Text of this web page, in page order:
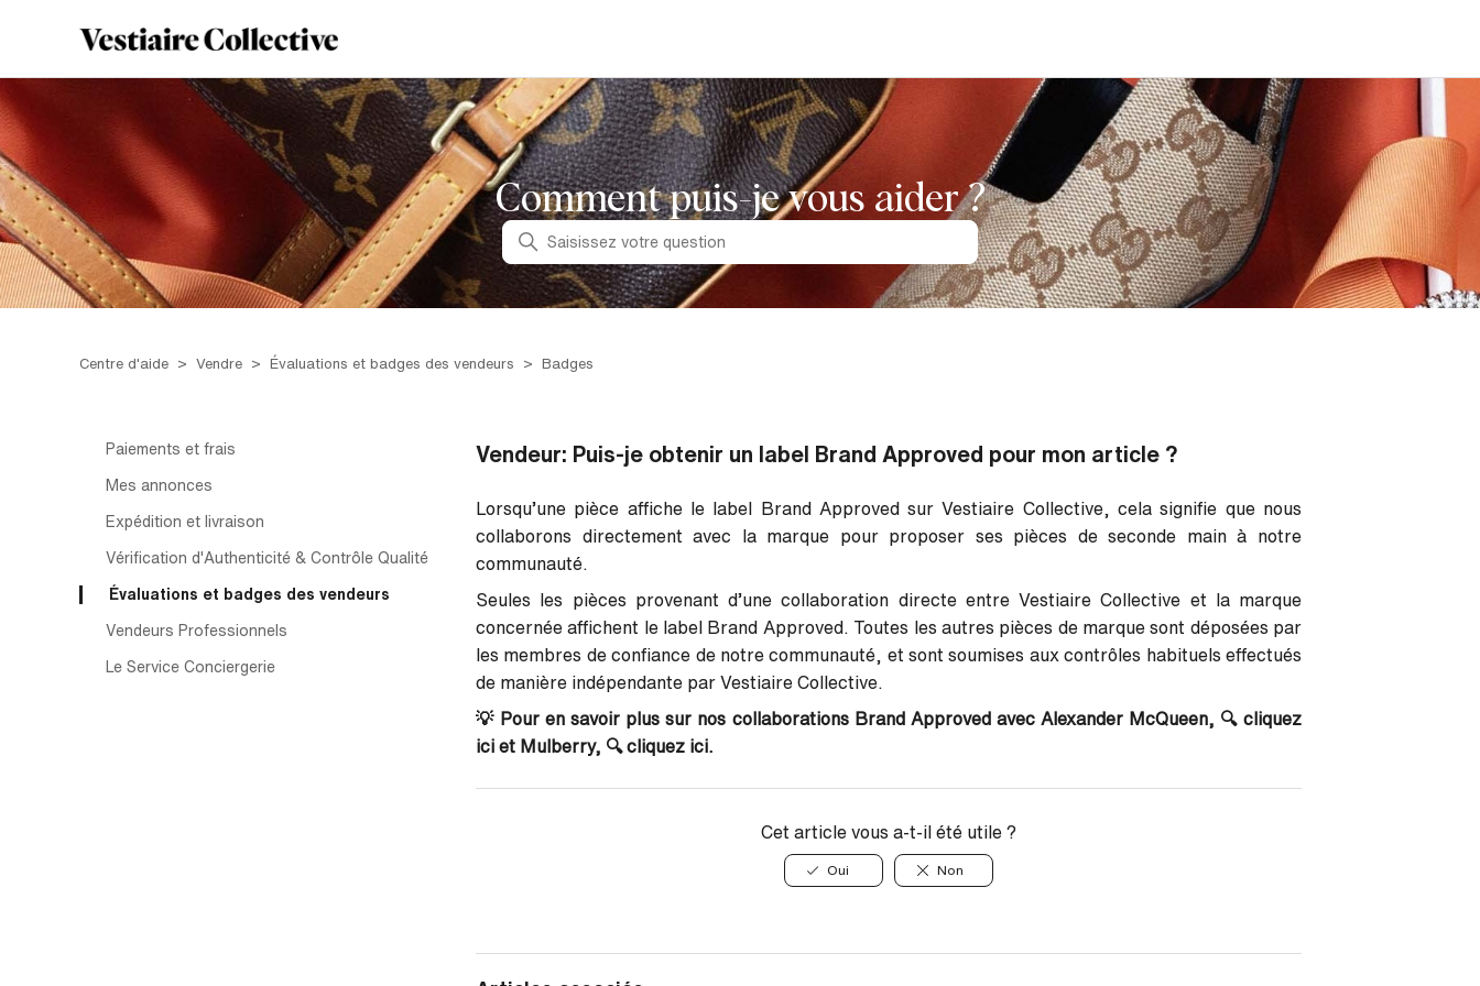
Comment puis-je vous aider ?
Recherche
Centre d'aide Vendre Évaluations et badges des vendeurs Badges
Paiements et frais
Mes annonces
Expédition et livraison
Vérification d'Authenticité & Contrôle Qualité
Évaluations et badges des vendeurs
Vendeurs Professionnels
Le Service Conciergerie
Vendeur: Puis-je obtenir un label Brand Approved pour mon article ?
Lorsqu’une pièce affiche le label Brand Approved sur Vestiaire Collective, cela signifie que nous
collaborons directement avec la marque pour proposer ses pièces de seconde main à notre
communauté.
Seules les pièces provenant d’une collaboration directe entre Vestiaire Collective et la marque
concernée affichent le label Brand Approved. Toutes les autres pièces de marque sont déposées par
les membres de confiance de notre communauté, et sont soumises aux contrôles habituels effectués
de manière indépendante par Vestiaire Collective.
💡 Pour en savoir plus sur nos collaborations Brand Approved avec Alexander McQueen, 🔍 cliquez
ici et Mulberry, 🔍 cliquez ici.
Cet article vous a-t-il été utile ?
Oui Non